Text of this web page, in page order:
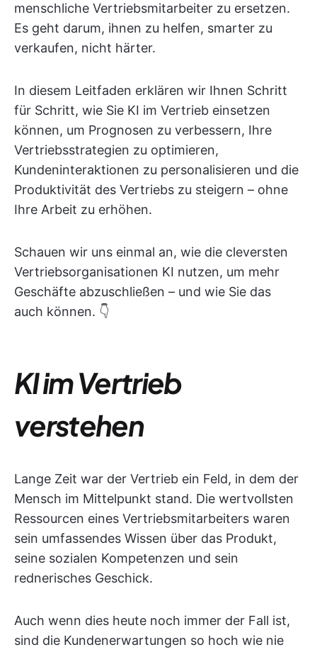
menschliche Vertriebsmitarbeiter zu ersetzen.
Es geht darum, ihnen zu helfen, smarter zu
verkaufen, nicht härter.
In diesem Leitfaden erklären wir Ihnen Schritt
für Schritt, wie Sie KI im Vertrieb einsetzen
können, um Prognosen zu verbessern, Ihre
Vertriebsstrategien zu optimieren,
Kundeninteraktionen zu personalisieren und die
Produktivität des Vertriebs zu steigern – ohne
Ihre Arbeit zu erhöhen.
Schauen wir uns einmal an, wie die cleversten
Vertriebsorganisationen KI nutzen, um mehr
Geschäfte abzuschließen – und wie Sie das
auch können. 👇
KI im Vertrieb
verstehen
Lange Zeit war der Vertrieb ein Feld, in dem der
Mensch im Mittelpunkt stand. Die wertvollsten
Ressourcen eines Vertriebsmitarbeiters waren
sein umfassendes Wissen über das Produkt,
seine sozialen Kompetenzen und sein
rednerisches Geschick.
Auch wenn dies heute noch immer der Fall ist,
sind die Kundenerwartungen so hoch wie nie